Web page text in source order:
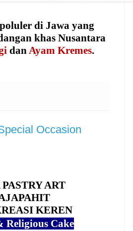
di Jawa yang
khas Nusantara
danAyam Kremes.
Occasion
ART
KEREN
Religious Cake